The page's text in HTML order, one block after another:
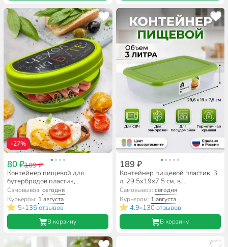
-27%
80 ₽109 ₽
Контейнер пищевой для
бутербродов пластик,
15х10.5х4 см, Idea, Чехол на
бутер, М1201
Самовывоз:сегодня
Курьером: 1 августа
5•135 отзывов
В корзину
189 ₽
Контейнер пищевой пластик, 3
л, 29.5х19х7.5 см, в
ассортименте, прямоугольный,
Полимербыт, 4355400
Самовывоз: сегодня
Курьером: 1 августа
4.9•130 отзывов
В корзину